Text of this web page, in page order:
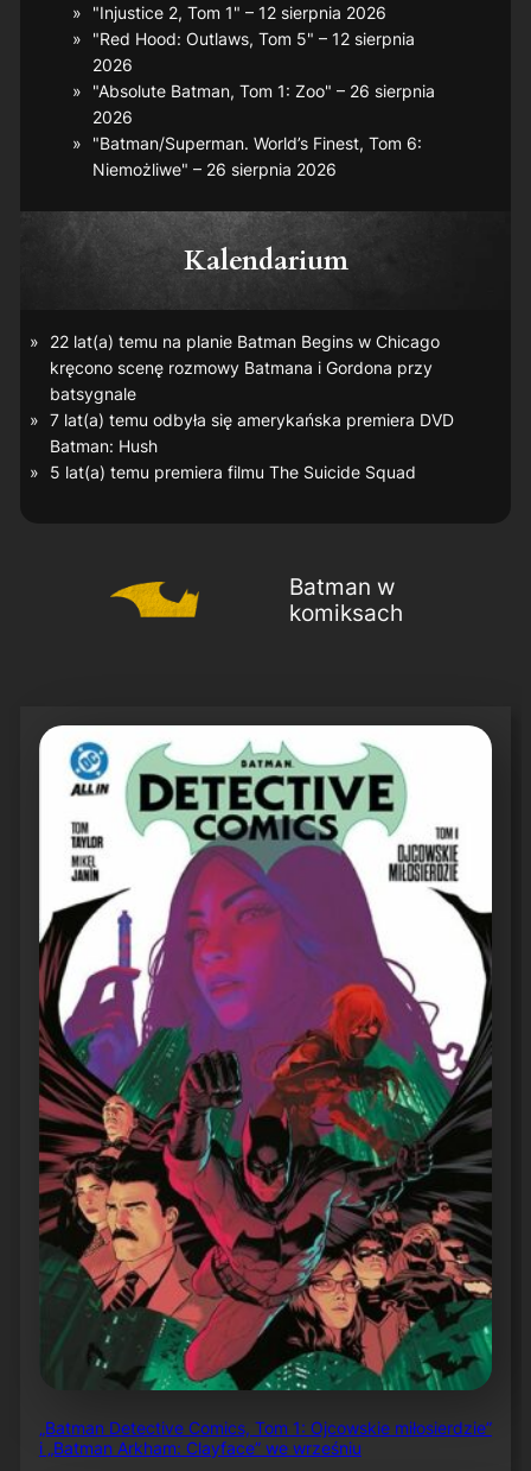
"Injustice 2, Tom 1" – 12 sierpnia 2026
"Red Hood: Outlaws, Tom 5" – 12 sierpnia
2026
"Absolute Batman, Tom 1: Zoo" – 26 sierpnia
2026
"Batman/Superman. World’s Finest, Tom 6:
Niemożliwe" – 26 sierpnia 2026
Kalendarium
22 lat(a) temu na planie Batman Beginsw Chicago
kręcono scenę rozmowy Batmana i Gordona przy
batsygnale
7 lat(a) temu odbyła się amerykańska premiera DVD
Batman: Hush
5 lat(a) temu premiera filmu The Suicide Squad
Batman w
komiksach
„Batman Detective Comics, Tom 1: Ojcowskie miłosierdzie”
i „Batman Arkham: Clayface” we wrześniu